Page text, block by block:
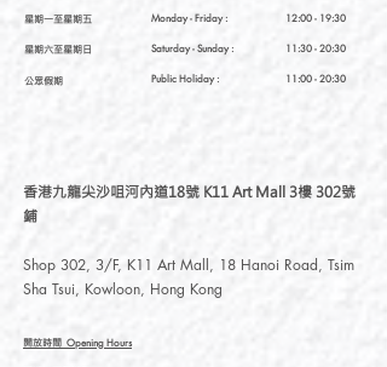
彈性
316 不銹鋼特性 ：可接觸水，不會氧
化，材質堅固，抗汗水酸性侵蝕
星期一至星期五
星期六至星期日
公眾假期
12:00 - 19:30
11:30 - 20:30
11:00 - 20:30
Monday - Friday :
Saturday- Sunday :
Public Holiday :
香港九龍尖沙咀河內道18號 K11 Art Mall 3樓 302號
鋪
Shop 302, 3/F, K11 Art Mall, 18 Hanoi Road, Tsim
Sha Tsui, Kowloon, Hong Kong
開放時間 Opening Hours